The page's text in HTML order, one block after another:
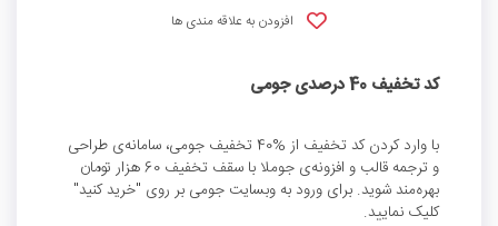
افزودن به علاقه مندی ها
کد تخفیف 40 درصدی جومی
با وارد کردن کد تخفیف از %40 تخفیف جومی، سامانه‌ی طراحی
و ترجمه قالب و افزونه‌ی جوملا با سقف تخفیف 60 هزار تومان
بهره‌مند ‌شوید. برای ورود به وبسایت جومی بر روی "خرید کنید"
کلیک نمایید.